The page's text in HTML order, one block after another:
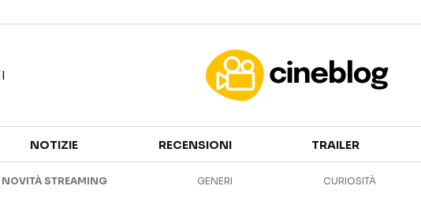
CANALI STREAMING
NOTIZIE RECENSIONI TRAILER
NOVITÀ STREAMING GENERI CURIOSITÀ